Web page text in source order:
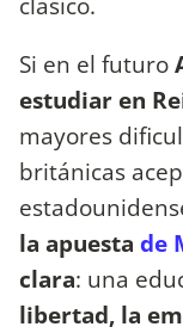
Si en el futuro
estudiar en
mayores
británicas
la apuesta de
clara: una
libertad, la